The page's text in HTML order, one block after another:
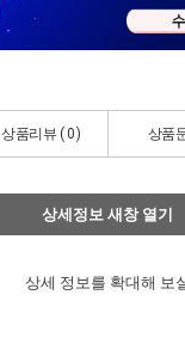
상품리뷰 (0) 상품
상세정보 새창 열기
상세 정보를 확대해 보